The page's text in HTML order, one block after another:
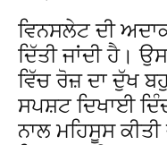
ਵਿਨਸਲੇਟ ਦੀ
ਦਿੱਤੀ ਜਾਂਦੀ ਹੈ।
ਵਿੱਚ ਰੋਜ਼ ਦਾ ਦੁੱਖ
ਸਪਸ਼ਟ ਦਿਖਾਈ
ਨਾਲ ਮਹਿਸੂਸ